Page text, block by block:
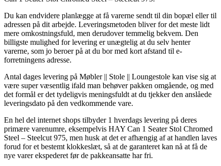
Du kan endvidere planlægge at få varerne sendt til din bopæl eller til
adressen på dit arbejde. Leveringsmetoden bliver for det meste lidt
mere omkostningsfuld, men derudover temmelig bekvem. Den
billigste mulighed for levering er unægtelig at du selv henter
varerne, som jo beroer på at du bor med kort afstand til e-
forretningens adresse.
Antal dages levering på Møbler || Stole || Loungestole kan vise sig at
være super væsentlig ifald man behøver pakken omgående, og med
det formål er det tydeligvis meningsfuldt at du tjekker den anslåede
leveringsdato på den vedkommende vare.
En hel del internet shops tilbyder 1 hverdags levering på deres
primære varenumre, eksempelvis HAY Can 1 Seater Stol Chromed
Steel – Steelcut 975, men husk at det er afhængig af at handlen laves
forud for et bestemt klokkeslæt, så at de garanteret kan nå at få de
nye varer ekspederet før de pakkeansatte har fri.